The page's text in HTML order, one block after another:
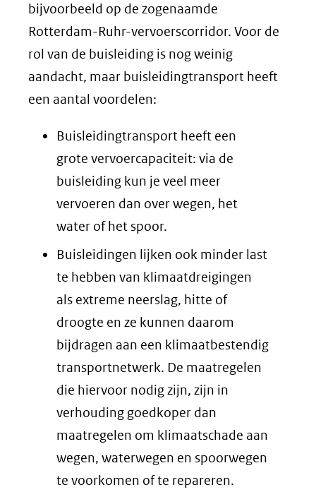
bijvoorbeeld op de zogenaamde
Rotterdam-Ruhr-vervoerscorridor. Voor de
rol van de buisleiding is nog weinig
aandacht, maar buisleidingtransport heeft
een aantal voordelen:
Buisleidingtransport heeft een
grote vervoercapaciteit: via de
buisleiding kun je veel meer
vervoeren dan over wegen, het
water of het spoor.
Buisleidingen lijken ook minder last
te hebben van klimaatdreigingen
als extreme neerslag, hitte of
droogte en ze kunnen daarom
bijdragen aan een klimaatbestendig
transportnetwerk. De maatregelen
die hiervoor nodig zijn, zijn in
verhouding goedkoper dan
maatregelen om klimaatschade aan
wegen, waterwegen en spoorwegen
te voorkomen of te repareren.